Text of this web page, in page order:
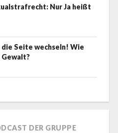
Nur Ja heißt
Seite wechseln! Wie
DER GRUPPE